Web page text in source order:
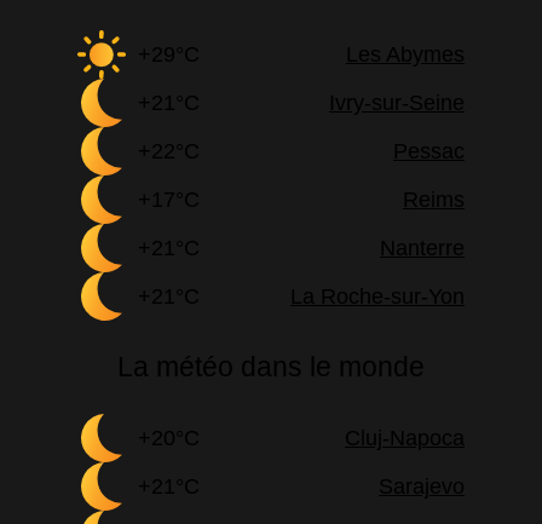
+29°C
Les Abymes
+21°C
Ivry-sur-Seine
+22°C
Pessac
+17°C
Reims
+21°C
Nanterre
+21°C
La Roche-sur-Yon
La météo dans le monde
+20°C
Cluj-Napoca
+21°C
Sarajevo